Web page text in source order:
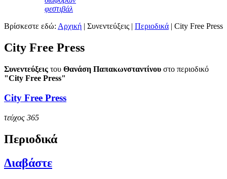
φεστιβάλ
Βρίσκεστε εδώ: Αρχική | Συνεντεύξεις | Περιοδικά | City Free Press
City Free Press
Συνεντεύξεις του Θανάση Παπακωνσταντίνου στο περιοδικό
"City Free Press"
City Free Press
τεύχος 365
Περιοδικά
Διαβάστε